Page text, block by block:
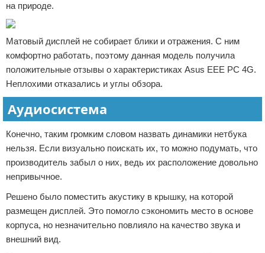
на природе.
Матовый дисплей не собирает блики и отражения. С ним
комфортно работать, поэтому данная модель получила
положительные отзывы о характеристиках Asus EEE PC 4G.
Неплохими отказались и углы обзора.
Аудиосистема
Конечно, таким громким словом назвать динамики нетбука
нельзя. Если визуально поискать их, то можно подумать, что
производитель забыл о них, ведь их расположение довольно
непривычное.
Решено было поместить акустику в крышку, на которой
размещен дисплей. Это помогло сэкономить место в основе
корпуса, но незначительно повлияло на качество звука и
внешний вид.